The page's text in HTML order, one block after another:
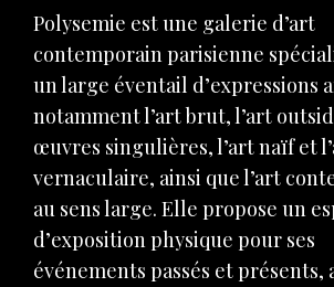
Polysemie est une galerie d’art
contemporain parisienne
un large éventail d’expressions
notamment l’art brut, l’art
œuvres singulières, l’art naïf et
vernaculaire, ainsi que l’art
au sens large. Elle propose un
d’exposition physique pour ses
événements passés et présents,